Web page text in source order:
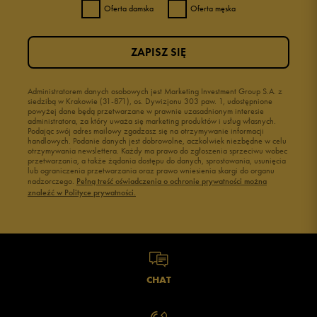
Oferta damska Oferta męska
Administratorem danych osobowych jest Marketing Investment Group S.A. z
siedzibą w Krakowie (31-871), os. Dywizjonu 303 paw. 1, udostępnione
powyżej dane będą przetwarzane w prawnie uzasadnionym interesie
administratora, za który uważa się marketing produktów i usług własnych.
Podając swój adres mailowy zgadzasz się na otrzymywanie informacji
handlowych. Podanie danych jest dobrowolne, aczkolwiek niezbędne w celu
otrzymywania newslettera. Każdy ma prawo do zgłoszenia sprzeciwu wobec
przetwarzania, a także żądania dostępu do danych, sprostowania, usunięcia
lub ograniczenia przetwarzania oraz prawo wniesienia skargi do organu
nadzorczego. Pełną treść oświadczenia o ochronie prywatności można
znaleźć w Polityce prywatności.
ZAPISZ SIĘ
CHAT